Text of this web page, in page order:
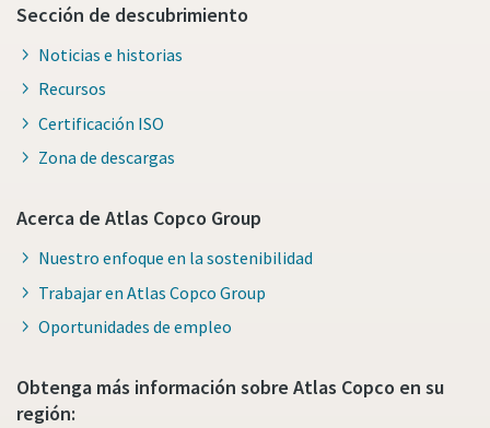
Sección de descubrimiento
Noticias e historias
Recursos
Certificación ISO
Zona de descargas
Acerca de Atlas Copco Group
Nuestro enfoque en la sostenibilidad
Trabajar en Atlas Copco Group
Oportunidades de empleo
Obtenga más información sobre Atlas Copco en su
región: